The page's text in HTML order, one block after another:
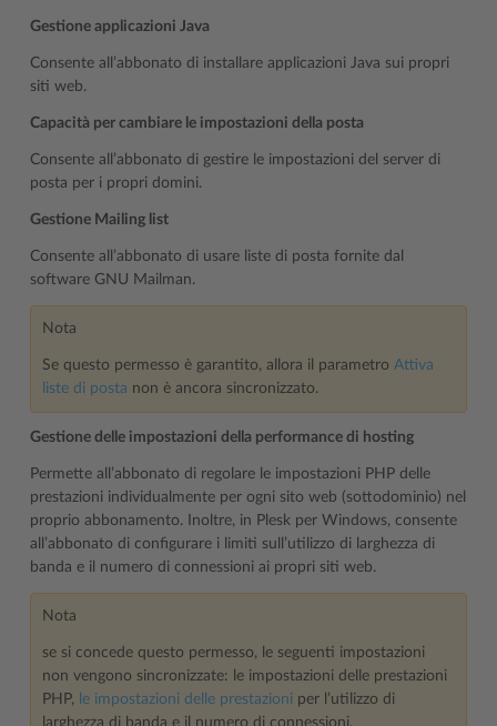
Gestione applicazioni Java
Consente all’abbonato di installare applicazioni Java sui propri
siti web.
Capacità per cambiare le impostazioni della posta
Consente all’abbonato di gestire le impostazioni del server di
posta per i propri domini.
Gestione Mailing list
Consente all’abbonato di usare liste di posta fornite dal
software GNU Mailman.
Nota
Se questo permesso è garantito, allora il parametro Attiva
liste di posta non è ancora sincronizzato.
Gestione delle impostazioni della performance di hosting
Permette all’abbonato di regolare le impostazioni PHP delle
prestazioni individualmente per ogni sito web (sottodominio) nel
proprio abbonamento. Inoltre, in Plesk per Windows, consente
all’abbonato di configurare i limiti sull’utilizzo di larghezza di
banda e il numero di connessioni ai propri siti web.
Nota
se si concede questo permesso, le seguenti impostazioni
non vengono sincronizzate: le impostazioni delle prestazioni
PHP, le impostazioni delle prestazioni per l’utilizzo di
larghezza di banda e il numero di connessioni.